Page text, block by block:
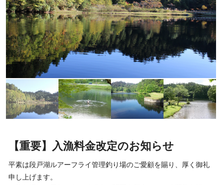
【重要】入漁料金改定のお知らせ
平素は段戸湖ルアーフライ管理釣り場のご愛顧を賜り、厚く御礼
申し上げます。